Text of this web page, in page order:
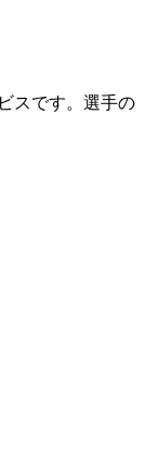
スです。選手の